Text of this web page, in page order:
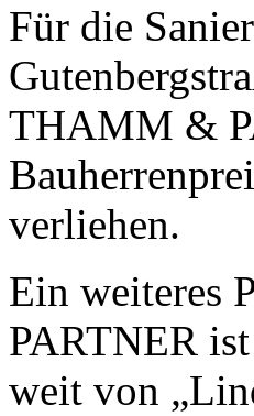
Für die
THAMM &
verliehen.
Ein weiteres
PARTNER
weit von